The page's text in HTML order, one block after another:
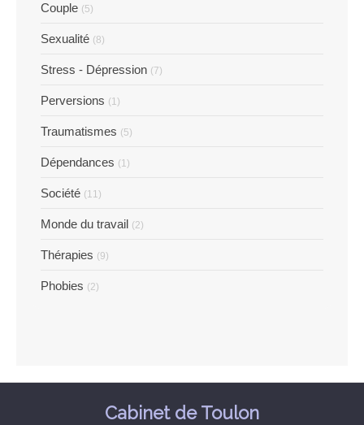
Couple (5)
Sexualité (8)
Stress - Dépression (7)
Perversions (1)
Traumatismes (5)
Dépendances (1)
Société (11)
Monde du travail (2)
Thérapies (9)
Phobies (2)
Cabinet de Toulon